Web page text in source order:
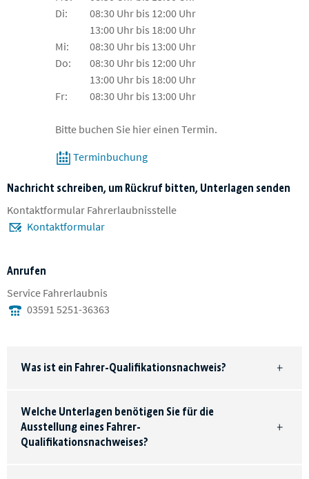
Di:
08:30 Uhr bis 12:00 Uhr
13:00 Uhr bis 18:00 Uhr
Mi:
08:30 Uhr bis 13:00 Uhr
Do:
08:30 Uhr bis 12:00 Uhr
13:00 Uhr bis 18:00 Uhr
Fr:
08:30 Uhr bis 13:00 Uhr
Bitte buchen Sie hier einen Termin.
Terminbuchung
Nachricht schreiben, um Rückruf bitten, Unterlagen senden
Kontaktformular Fahrerlaubnisstelle
Kontaktformular
Anrufen
Service Fahrerlaubnis
03591 5251-36363
Was ist ein Fahrer-Qualifikationsnachweis?
Welche Unterlagen benötigen Sie für die
Ausstellung eines Fahrer-
Qualifikationsnachweises?